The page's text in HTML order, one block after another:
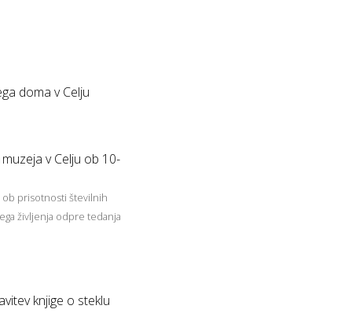
doma v Celju
v Celju ob 10-
ob prisotnosti številnih
življenja odpre tedanja
knjige o steklu